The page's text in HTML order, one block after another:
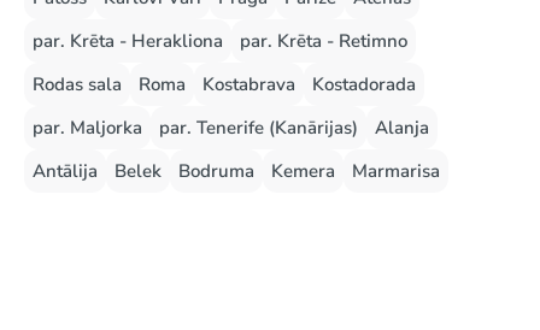
par. Krēta - Herakliona
par. Krēta - Retimno
Rodas sala
Roma Kostabrava
Kostadorada
par. Maljorka
par. Tenerife (Kanārijas)
Alanja
Antālija
Belek Bodruma Kemera Marmarisa